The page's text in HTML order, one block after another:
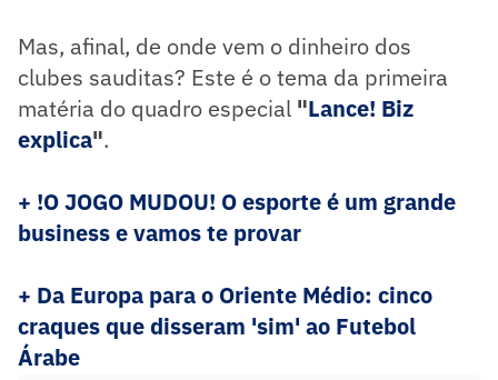
Mas, afinal, de onde vem o dinheiro dos
clubes sauditas? Este é o tema da primeira
matéria do quadro especial "Lance! Biz
explica".
+ !O JOGO MUDOU! O esporte é um grande
business e vamos te provar
+ Da Europa para o Oriente Médio: cinco
craques que disseram 'sim' ao Futebol
Árabe